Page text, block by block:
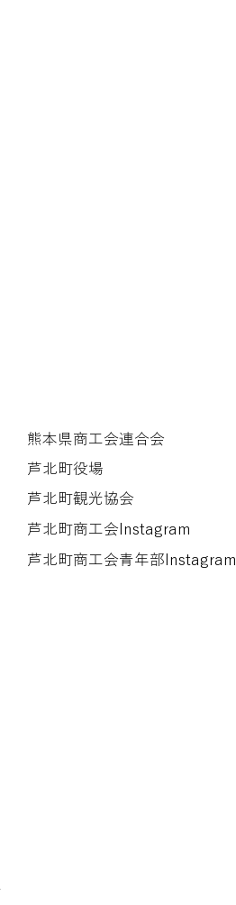
熊本県商工会連合会
芦北町役場
芦北町観光協会
芦北町商工会Instagram
芦北町商工会​青年部Instagram